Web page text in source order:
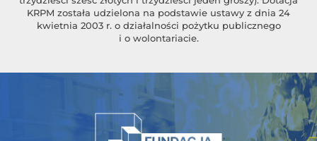
KRPM została udzielona na podstawie ustawy z dnia 24
kwietnia 2003 r. o działalności pożytku publicznego
i o wolontariacie.